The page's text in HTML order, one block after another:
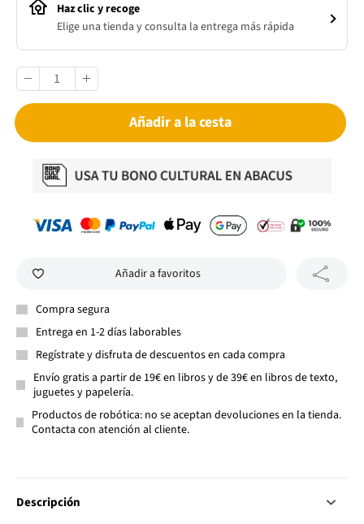
Haz clic y recoge
Elige una tienda y consulta la entrega más rápida
Añadir a la cesta
Añadir a favoritos
Compra segura
Entrega en 1-2 días laborables
Regístrate y disfruta de descuentos en cada compra
Envío gratis a partir de 19€ en libros y de 39€ en libros de texto,
juguetes y papelería.
Productos de robótica: no se aceptan devoluciones en la tienda.
Contacta con atención al cliente.
Descripción